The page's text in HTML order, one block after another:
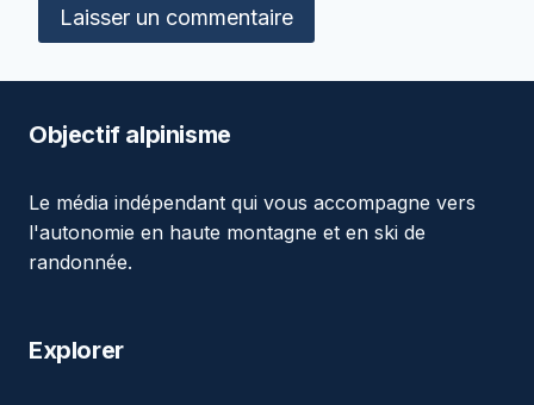
Objectif alpinisme
Le média indépendant qui vous accompagne vers
l'autonomie en haute montagne et en ski de
randonnée.
Explorer